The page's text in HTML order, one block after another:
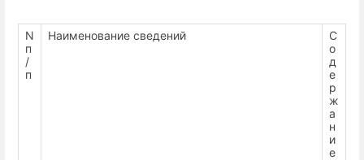
N
п
/
п
Наименование сведений
С
о
д
е
р
ж
а
н
и
е